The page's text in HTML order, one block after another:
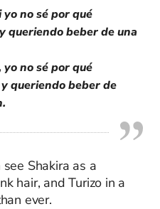
no sé por qué
queriendo beber de una
no sé por qué
queriendo beber de
Shakira as a
hair, and Turizo in a
ever.